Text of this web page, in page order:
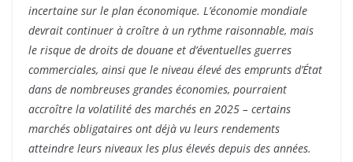
incertaine sur le plan économique. L’économie mondiale
devrait continuer à croître à un rythme raisonnable, mais
le risque de droits de douane et d’éventuelles guerres
commerciales, ainsi que le niveau élevé des emprunts d’État
dans de nombreuses grandes économies, pourraient
accroître la volatilité des marchés en 2025 – certains
marchés obligataires ont déjà vu leurs rendements
atteindre leurs niveaux les plus élevés depuis des années.